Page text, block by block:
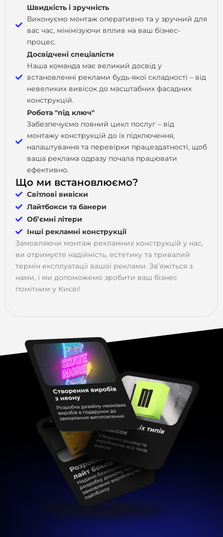
Швидкість і зручність
Виконуємо монтаж оперативно та у зручний для
вас час, мінімізуючи вплив на ваш бізнес-
процес.
Досвідчені спеціалісти
Наша команда має великий досвід у
встановленні реклами будь-якої складності – від
невеликих вивісок до масштабних фасадних
конструкцій.
Робота "під ключ"
Забезпечуємо повний цикл послуг – від
монтажу конструкцій до їх підключення,
налаштування та перевірки працездатності, щоб
ваша реклама одразу почала працювати
ефективно.
Що ми встановлюємо?
Світлові вивіски
Лайтбокси та банери
Об’ємні літери
Інші рекламні конструкції
Замовляючи монтаж рекламних конструкцій у нас,
ви отримуєте надійність, естетику та тривалий
термін експлуатації вашої реклами. Зв’яжіться з
нами, і ми допоможемо зробити ваш бізнес
помітним у Києві!